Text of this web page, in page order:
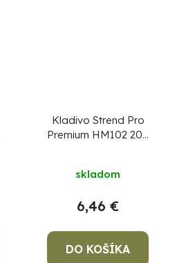
Kladivo Strend Pro
Premium HM102 200
skladom
6,46 €
DO KOŠÍKA